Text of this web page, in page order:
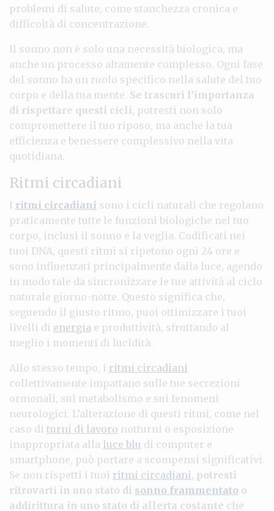
problemi di salute, come stanchezza cronica e
difficoltà di concentrazione.
Il sonno non è solo una necessità biologica, ma
anche un processo altamente complesso. Ogni fase
del sonno ha un ruolo specifico nella salute del tuo
corpo e della tua mente. Se trascuri l’importanza
di rispettare questi cicli, potresti non solo
compromettere il tuo riposo, ma anche la tua
efficienza e benessere complessivo nella vita
quotidiana.
Ritmi circadiani
I ritmi circadiani sono i cicli naturali che regolano
praticamente tutte le funzioni biologiche nel tuo
corpo, inclusi il sonno e la veglia. Codificati nei
tuoi DNA, questi ritmi si ripetono ogni 24 ore e
sono influenzati principalmente dalla luce, agendo
in modo tale da sincronizzare le tue attività al ciclo
naturale giorno-notte. Questo significa che,
seguendo il giusto ritmo, puoi ottimizzare i tuoi
livelli di energia e produttività, sfruttando al
meglio i momenti di lucidità.
Allo stesso tempo, i ritmi circadiani
collettivamente impattano sulle tue secrezioni
ormonali, sul metabolismo e sui fenomeni
neurologici. L’alterazione di questi ritmi, come nel
caso di turni di lavoro notturni o esposizione
inappropriata alla luce blu di computer e
smartphone, può portare a scompensi significativi.
Se non rispetti i tuoi ritmi circadiani, potresti
ritrovarti in uno stato di sonno frammentato o
addirittura in uno stato di allerta costante che